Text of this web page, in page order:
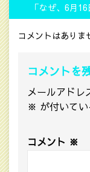
「なぜ、6月
コメントはありま
コメントを
メールアドレ
※ が付いて
コメント ※